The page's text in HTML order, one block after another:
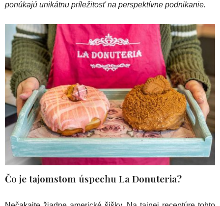
ponúkajú unikátnu príležitosť na perspektívne podnikanie.
Čo je tajomstom úspechu La Donuteria?